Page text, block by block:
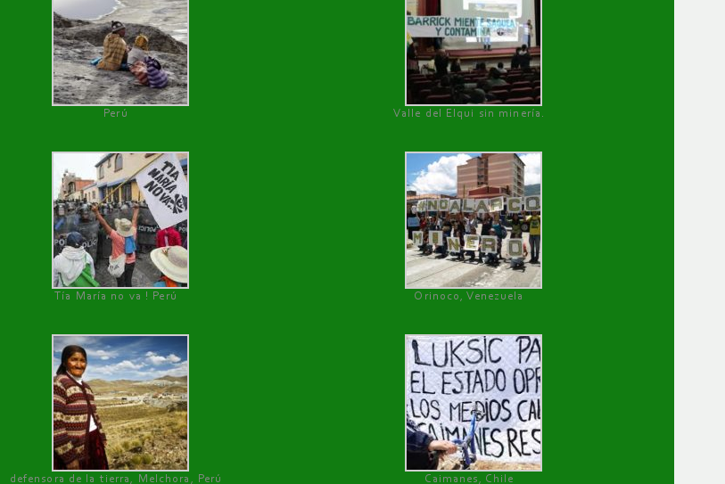
Perú Valle del Elqui sin minería.
Tía María no va ! Perú Orinoco, Venezuela
defensora de la tierra, Melchora, Perú Caimanes, Chile